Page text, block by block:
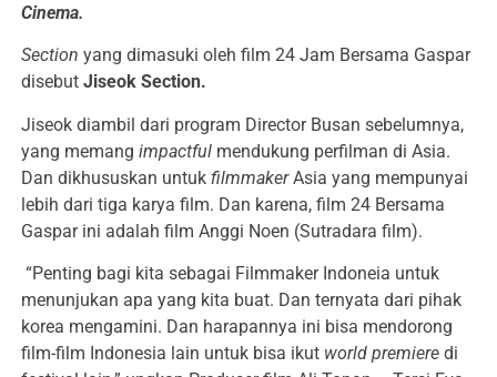
Cinema.
Section yang dimasuki oleh film 24 Jam Bersama Gaspar
disebut Jiseok Section.
Jiseok diambil dari program Director Busan sebelumnya,
yang memang impactful mendukung perfilman di Asia.
Dan dikhususkan untuk filmmakerAsia yang mempunyai
lebih dari tiga karya film. Dan karena, film 24 Bersama
Gaspar ini adalah film Anggi Noen (Sutradara film).
“Penting bagi kita sebagai Filmmaker Indoneia untuk
menunjukan apa yang kita buat. Dan ternyata dari pihak
korea mengamini. Dan harapannya ini bisa mendorong
film-film Indonesia lain untuk bisa ikut world premiere di